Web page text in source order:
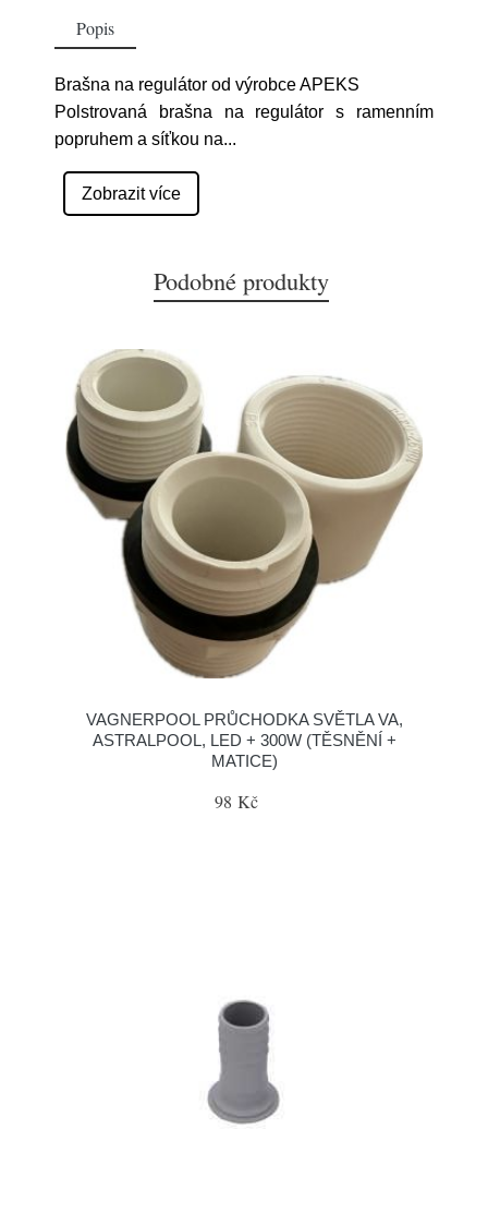
Popis
Brašna na regulátor od výrobce APEKS
Polstrovaná brašna na regulátor s ramenním
popruhem a síťkou na...
Zobrazit více
Podobné produkty
VAGNERPOOL PRŮCHODKA SVĚTLA VA,
ASTRALPOOL, LED + 300W (TĚSNĚNÍ +
MATICE)
98 Kč